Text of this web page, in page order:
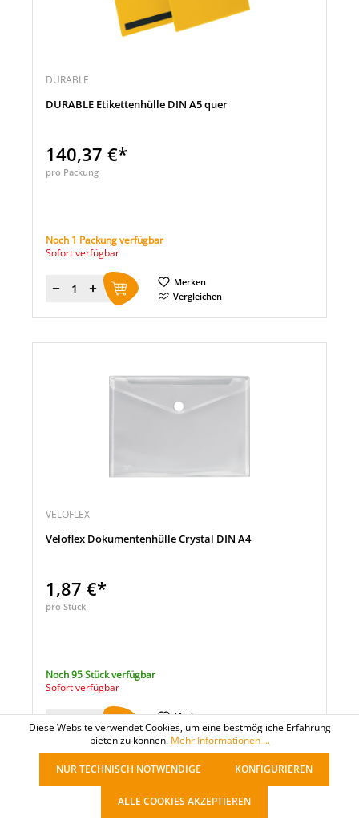
DURABLE
DURABLE Etikettenhülle DIN A5 quer
140,37 €*
pro Packung
Noch 1 Packung verfügbar
Sofort verfügbar
Menge
Merken
Vergleichen
VELOFLEX
Veloflex Dokumentenhülle Crystal DIN A4
1,87 €*
pro Stück
Noch 95 Stück verfügbar
Sofort verfügbar
Menge
Merken
Vergleichen
Diese Website verwendet Cookies, um eine bestmögliche Erfahrung
bieten zu können. Mehr Informationen ...
NUR TECHNISCH NOTWENDIGE KONFIGURIEREN
ALLE COOKIES AKZEPTIEREN